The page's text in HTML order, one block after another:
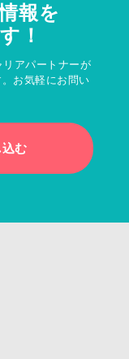
報を
！
アパートナーが
お気軽にお問い
む